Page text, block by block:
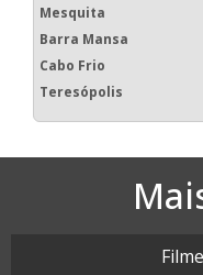
Mesquita
Barra Mansa
Cabo Frio
Teresópolis